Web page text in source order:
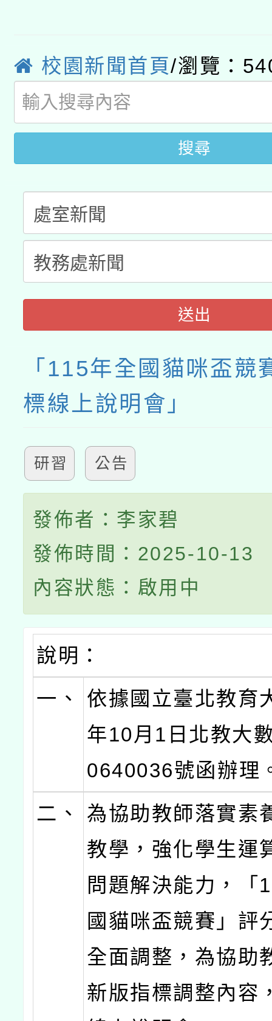
pilot」
有關大陸委員會函釋公
薪期間赴陸應申請許可
轉知經濟部水利署委託
業技術研究院辦理「
動」
校園新聞首頁/瀏覽：
搜尋
送出
「115年全國貓咪盃競
標線上說明會」
研習 公告
發佈者：李家碧
發佈時間：2025-10-13
內容狀態：啟用中
說明：
一、
依據國立臺北教育
年10月1日北教大
0640036號函辦理
二、
為協助教師落實素
教學，強化學生運
問題解決能力，「
國貓咪盃競賽」評
全面調整，為協助
新版指標調整內容